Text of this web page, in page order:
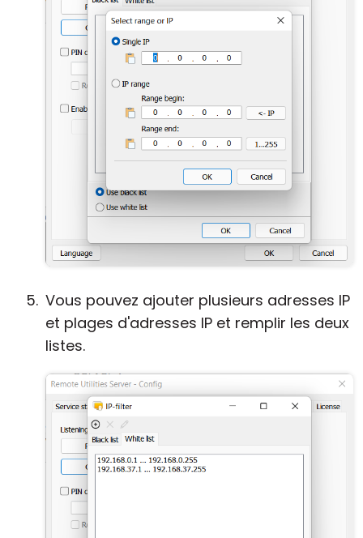
Vous pouvez ajouter plusieurs adresses IP
et plages d'adresses IP et remplir les deux
listes.